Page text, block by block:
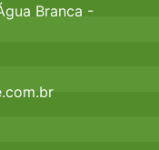
Branca -